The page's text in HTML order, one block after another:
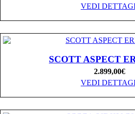
VEDI
SCOTT ASPECT
2.899,00€
VEDI